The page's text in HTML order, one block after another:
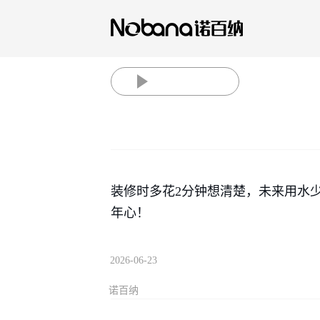
装修时多花2分钟想清楚，未来用水
年心！
2026-06-23
诺百纳